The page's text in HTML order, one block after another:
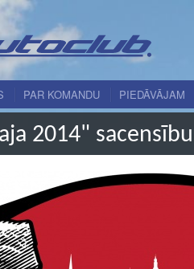
PAR KOMANDU PIEDĀVĀJAM
2014"